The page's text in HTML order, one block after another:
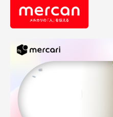
カテゴリーから探す
会社・事業